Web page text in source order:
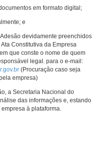
em formato digital;
e
devidamente preenchidos
Constitutiva da Empresa
que conste o nome de quem
legal. para o e-mail:
(Procuração caso seja
empresa)
a Secretaria Nacional do
das informações e, estando
à plataforma.